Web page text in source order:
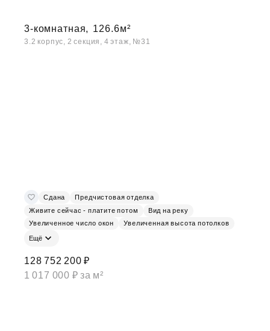
3-комнатная, 126.6м²
3.2 корпус, 2 секция, 4 этаж, №31
Сдана
Предчистовая отделка
Живите сейчас - платите потом
Вид на реку
Увеличенное число окон
Увеличенная высота потолков
Ещё
128 752 200 ₽
1 017 000 ₽ за м²